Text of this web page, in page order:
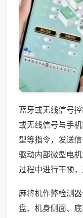
蓝牙或无线信号
或无线信号与手
型等指令，发送
驱动内部微型电
过程中进行干预，
麻将机作弊检测
盘、机身侧面、